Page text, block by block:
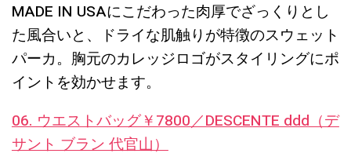
MADE IN USAにこだわった肉厚でざっくりとし
た風合いと、ドライな肌触りが特徴のスウェット
パーカ。胸元のカレッジロゴがスタイリングにポ
イントを効かせます。
06. ウエストバッグ￥7800／DESCENTE ddd（デ
サント ブラン 代官山）